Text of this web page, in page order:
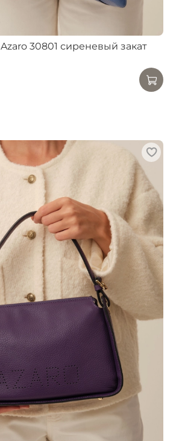
30801 сиреневый закат